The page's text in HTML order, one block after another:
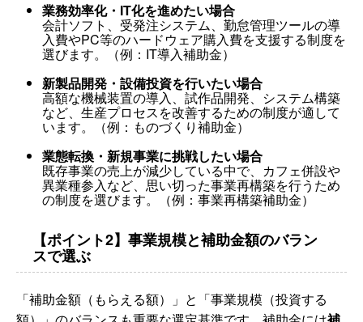
業務効率化・IT化を進めたい場合
会計ソフト、受発注システム、勤怠管理ツールの導
入費やPC等のハードウェア購入費を支援する制度を
選びます。（例：IT導入補助金）
新製品開発・設備投資を行いたい場合
高額な機械装置の導入、試作品開発、システム構築
など、生産プロセスを改善するための制度が適して
います。（例：ものづくり補助金）
業態転換・新規事業に挑戦したい場合
既存事業の売上が減少している中で、カフェ併設や
異業種参入など、思い切った事業再構築を行うため
の制度を選びます。（例：事業再構築補助金）
【ポイント2】事業規模と補助金額のバラン
スで選ぶ
「補助金額（もらえる額）」と「事業規模（投資する